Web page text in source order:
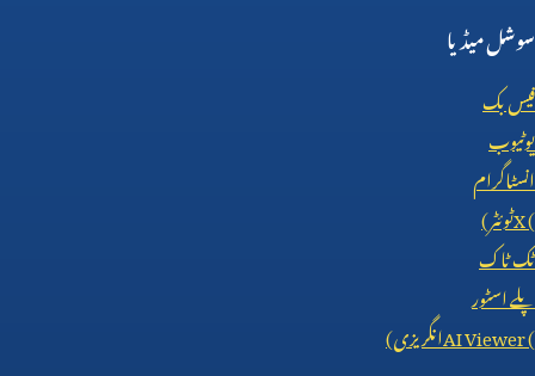
سوشل میڈیا
فیس بک
یوٹیوب
انسٹاگرام
X (ٹوئٹر)
ٹک ٹاک
پلے اسٹور
AI Viewer (انگریزی)